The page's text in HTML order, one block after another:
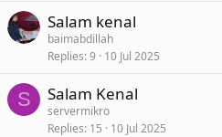
Salam kenal
baimabdillah
Replies 9 10 Jul 2025
S Salam Kenal
servermikro
Replies 15 10 Jul 2025